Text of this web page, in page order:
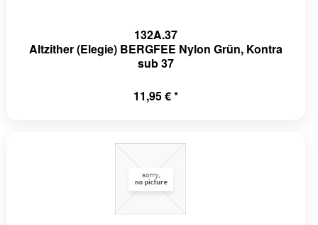
132A.37
Altzither (Elegie) BERGFEE Nylon Grün, Kontra
sub 37
11,95 € *